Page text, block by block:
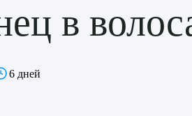
в
6 дней